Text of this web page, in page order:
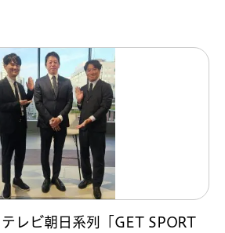
テレビ朝日系列「GET SPORT